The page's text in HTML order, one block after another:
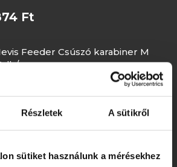
Részletek A sütikről
sütiket használunk a mérésekhez
Ft
Feeder Csúszó karabiner M
cs
Ft